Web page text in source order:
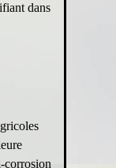
dans
corrosion